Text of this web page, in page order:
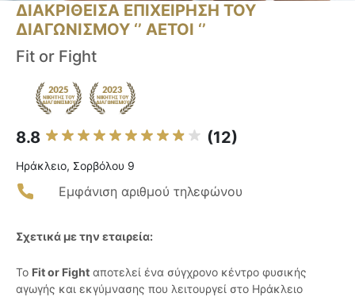
ΔΙΑΚΡΙΘΕΙΣΑ ΕΠΙΧΕΙΡΗΣΗ ΤΟΥ
ΔΙΑΓΩΝΙΣΜΟΥ ‘’ ΑΕΤΟΙ ‘’
Fit or Fight
8.8 (12)
Ηράκλειο, Σορβόλου 9
Εμφάνιση αριθμού τηλεφώνου
Σχετικά με την εταιρεία:
Το Fit or Fight αποτελεί ένα σύγχρονο κέντρο φυσικής
αγωγής και εκγύμνασης που λειτουργεί στο Ηράκλειο